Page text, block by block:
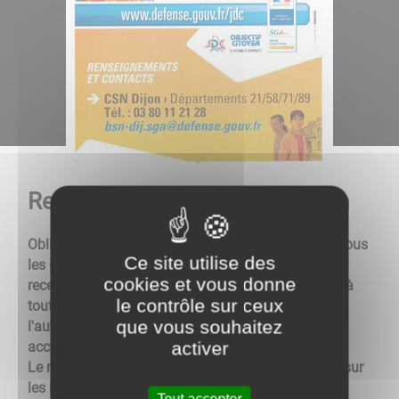
Recensement Militaire senozan
Obligatoire et universel : le recensement concerne tous
les garçons et les filles de 16 ans. L’attestation de
recensement est obligatoire pour pouvoir s'inscrire à
tout concours ou examen soumis au contrôle de
l'autorité publique (BEP, CAP, BAC, conduite
accompagnée...).
Le recensement favorise l'inscription automatique sur
les listes électorales.
Ce site utilise des
cookies et vous donne
le contrôle sur ceux
que vous souhaitez
activer